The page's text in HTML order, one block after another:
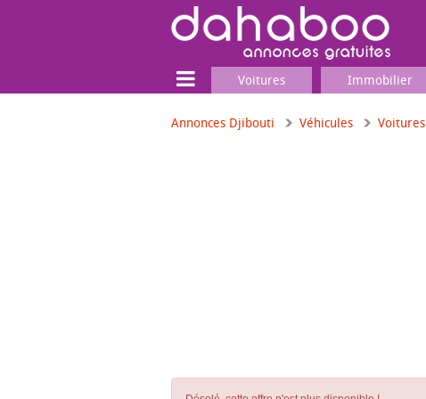
Voitures Immobilier
Annonces Djibouti Véhicules Voitures